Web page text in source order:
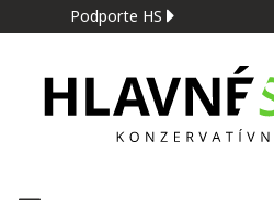
Podporte HS